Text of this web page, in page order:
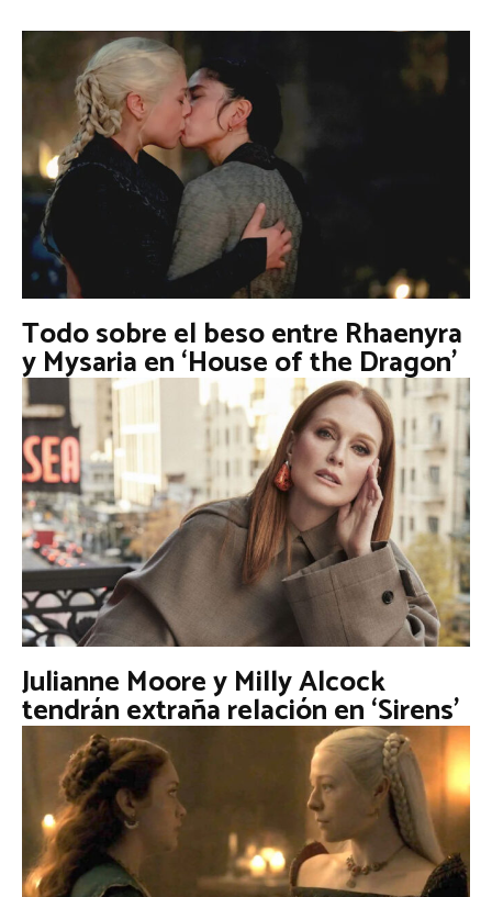
Todo sobre el beso entre Rhaenyra
y Mysaria en ‘House of the Dragon’
Julianne Moore y Milly Alcock
tendrán extraña relación en ‘Sirens’